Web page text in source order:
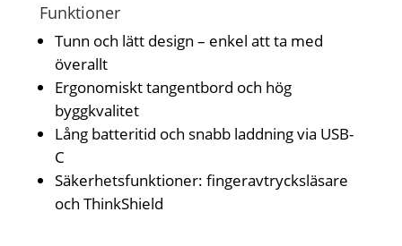
Funktioner
Tunn och lätt design – enkel att ta med
överallt
Ergonomiskt tangentbord och hög
byggkvalitet
Lång batteritid och snabb laddning via USB-
C
Säkerhetsfunktioner: fingeravtrycksläsare
och ThinkShield